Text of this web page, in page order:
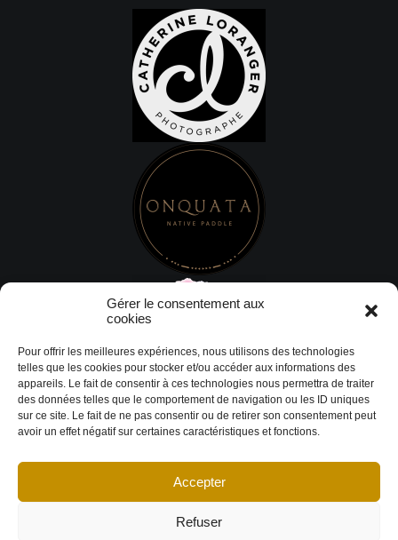
Gérer le consentement aux
cookies
Pour offrir les meilleures expériences, nous utilisons des technologies
telles que les cookies pour stocker et/ou accéder aux informations des
appareils. Le fait de consentir à ces technologies nous permettra de traiter
des données telles que le comportement de navigation ou les ID uniques
sur ce site. Le fait de ne pas consentir ou de retirer son consentement peut
avoir un effet négatif sur certaines caractéristiques et fonctions.
Accepter
Refuser
© Copyright 2026 DESIGN EXTÉRIEUR | Tous droits réservés.
conditions|Politique de cookies Déclaration de confidentialité|Imprint|
Avertissement